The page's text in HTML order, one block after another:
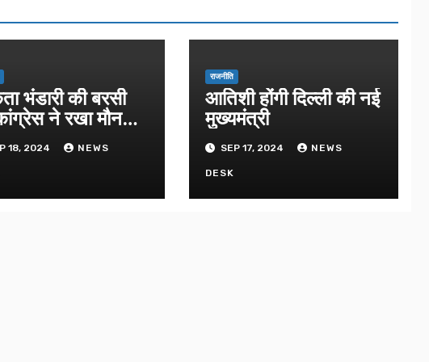
भंडारी की बरसी
ने रखा मौन
18, 2024 NEWS
राजनीति
आतिशी होंगी दिल्ली की नई
मुख्यमंत्री
SEP 17, 2024 NEWS
DESK